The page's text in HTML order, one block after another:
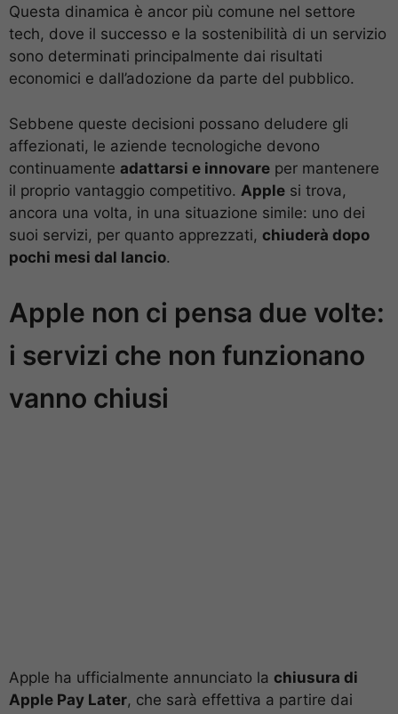
Questa dinamica è ancor più comune nel settore
tech, dove il successo e la sostenibilità di un servizio
sono determinati principalmente dai risultati
economici e dall’adozione da parte del pubblico.
Sebbene queste decisioni possano deludere gli
affezionati, le aziende tecnologiche devono
continuamente adattarsi e innovare per mantenere
il proprio vantaggio competitivo. Apple si trova,
ancora una volta, in una situazione simile: uno dei
suoi servizi, per quanto apprezzati, chiuderà dopo
pochi mesi dal lancio.
Apple non ci pensa due volte:
i servizi che non funzionano
vanno chiusi
Apple ha ufficialmente annunciato la chiusura di
Apple Pay Later, che sarà effettiva a partire dai